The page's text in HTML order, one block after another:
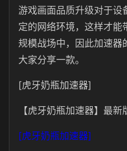
游戏画面品质升级对于设
定的网络环境，这样才能
规模战场中，因此加速器
大家分享一款。
[虎牙奶瓶加速器]
【虎牙奶瓶加速器】最新
[虎牙奶瓶加速器]